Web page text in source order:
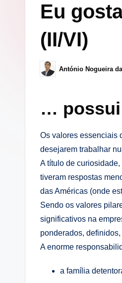
Eu
(II/VI)
Posted
by
António Nogueira
… possui
Os valores essenciais
desejarem trabalhar
A título de
tiveram respostas
das Américas (onde
Sendo os valores
significativos na
ponderados,
A enorme
a família